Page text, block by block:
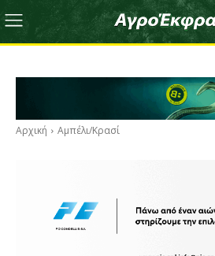
Αρχική Αμπέλι/Κρασί